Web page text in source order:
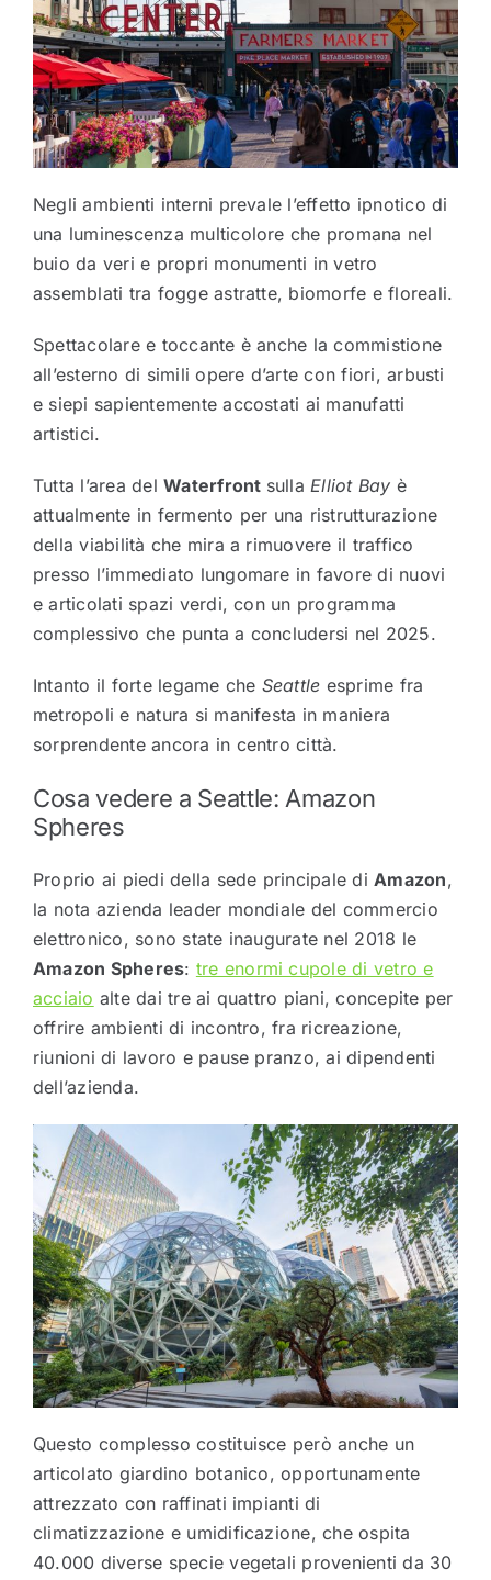
Negli ambienti interni prevale l’effetto ipnotico di
una luminescenza multicolore che promana nel
buio da veri e propri monumenti in vetro
assemblati tra fogge astratte, biomorfe e floreali.
Spettacolare e toccante è anche la commistione
all’esterno di simili opere d’arte con fiori, arbusti
e siepi sapientemente accostati ai manufatti
artistici.
Tutta l’area delWaterfront sulla Elliot Bay è
attualmente in fermento per una ristrutturazione
della viabilità che mira a rimuovere il traffico
presso l’immediato lungomare in favore di nuovi
e articolati spazi verdi, con un programma
complessivo che punta a concludersi nel 2025.
Intanto il forte legame che Seattle esprime fra
metropoli e natura si manifesta in maniera
sorprendente ancora in centro città.
Cosa vedere a Seattle: Amazon
Spheres
Proprio ai piedi della sede principale di Amazon,
la nota azienda leader mondiale del commercio
elettronico, sono state inaugurate nel 2018 le
Amazon Spheres: tre enormi cupole di vetro e
acciaio alte dai tre ai quattro piani, concepite per
offrire ambienti di incontro, fra ricreazione,
riunioni di lavoro e pause pranzo, ai dipendenti
dell’azienda.
Questo complesso costituisce però anche un
articolato giardino botanico, opportunamente
attrezzato con raffinati impianti di
climatizzazione e umidificazione, che ospita
40.000 diverse specie vegetali provenienti da 30